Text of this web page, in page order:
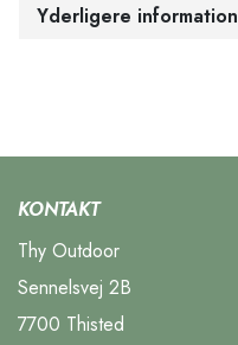
Yderligere information
KONTAKT
Thy Outdoor
Sennelsvej 2B
7700 Thisted